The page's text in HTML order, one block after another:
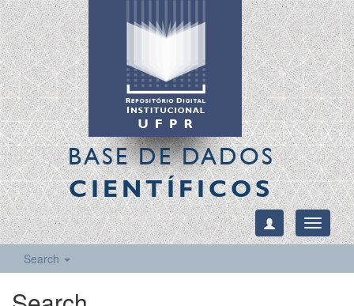
BASE DE DADOS
CIENTÍFICOS
Toggle
Search